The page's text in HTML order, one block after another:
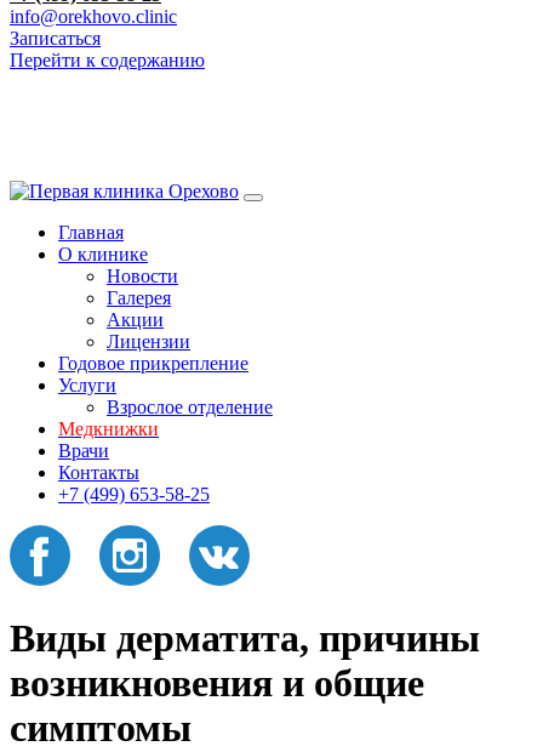
info@orekhovo.clinic
Записаться
Перейти к содержанию
Главная
О клинике
Новости
Галерея
Акции
Лицензии
Годовое прикрепление
Услуги
Взрослое отделение
Медкнижки
Врачи
Контакты
+7 (499) 653-58-25
Виды дерматита, причины
возникновения и общие
симптомы